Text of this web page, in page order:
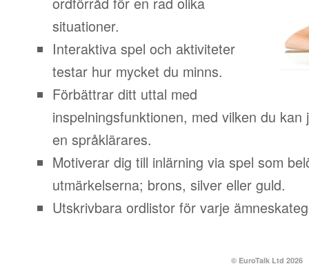
situationer.
Interaktiva spel och aktiviteter
testar hur mycket du minns.
Förbättrar ditt uttal med
inspelningsfunktionen, med vilken du
en språklärares.
Motiverar dig till inlärning via spel som
utmärkelserna; brons, silver eller guld.
Utskrivbara ordlistor för varje
© EuroTalk Ltd 2026